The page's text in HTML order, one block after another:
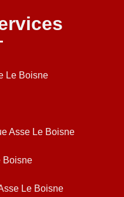
Le Boisne
Asse Le Boisne
Boisne
Le Boisne